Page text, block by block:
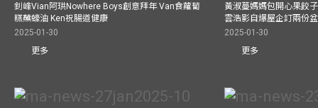
釗峰Vian阿珙Nowhere Boys創意拜年 Van食蘿蔔
糕蘸蠔油 Ken祝腸道健康
2025-01-30
更多
黃淑蔓媽媽包開心果餃
雲浩影自爆屋企訂兩份
2025-01-30
更多